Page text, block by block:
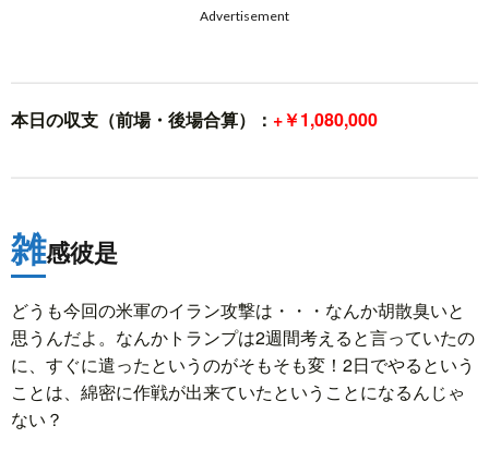
Advertisement
本日の収支（前場・後場合算）： +￥1,080,000
雑感彼是
どうも今回の米軍のイラン攻撃は・・・なんか胡散臭いと
思うんだよ。なんかトランプは2週間考えると言っていたの
に、すぐに遣ったというのがそもそも変！2日でやるという
ことは、綿密に作戦が出来ていたということになるんじゃ
ない？